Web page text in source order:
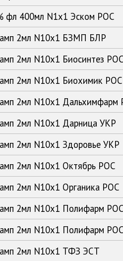
фл 400мл N1x1 Эском РОС
2мл N10x1 БЗМП БЛР
2мл N10x1 Биосинтез РОС
2мл N10x1 Биохимик РОС
2мл N10x1 Дальхимфарм
2мл N10x1 Дарница УКР
2мл N10x1 Здоровье УКР
2мл N10x1 Октябрь РОС
2мл N10x1 Органика РОС
2мл N10x1 Полифарм РОС
2мл N10x1 Полифарм РОС
2мл N10x1 ТФЗ ЭСТ